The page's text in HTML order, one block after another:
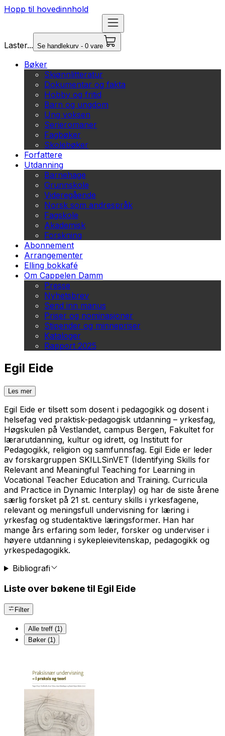
Hopp til hovedinnhold
Laster... Se handlekurv - 0 vare
Bøker
Skjønnlitteratur
Dokumentar og fakta
Hobby og fritid
Barn og ungdom
Ung voksen
Serieromaner
Fagbøker
Skolebøker
Forfattere
Utdanning
Barnehage
Grunnskole
Videregående
Norsk som andrespråk
Fagskole
Akademisk
Forskning
Abonnement
Arrangementer
Elling bokkafé
Om Cappelen Damm
Presse
Nyhetsbrev
Send inn manus
Priser og nominasjoner
Stipender og minnepriser
Kataloger
Rapport 2025
Egil Eide
Les mer
Egil Eide er tilsett som dosent i pedagogikk og dosent i
helsefag ved praktisk-pedagogisk utdanning – yrkesfag,
Høgskulen på Vestlandet, campus Bergen, Fakultet for
lærarutdanning, kultur og idrett, og Institutt for
Pedagogikk, religion og samfunnsfag. Egil Eide er leder
av forskargruppen SKILLSinVET (Identifying Skills for
Relevant and Meaningful Teaching for Learning in
Vocational Teacher Education and Training. Curricula
and Practice in Dynamic Interplay) og har de siste årene
særlig forsket på 21 st. century skills i yrkesfagene,
relevant og meningsfull undervisning for læring i
yrkesfag og studentaktive læringsformer. Han har
mange års erfaring som leder, forsker og underviser i
høyere utdanning i sykepleievitenskap, pedagogikk og
yrkespedagogikk.
Bibliografi
Liste over bøkene til Egil Eide
Filter
Alle treff (1)
Bøker (1)